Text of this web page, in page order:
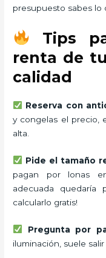
presupuesto sabes lo
Tips
renta de
calidad
Reserva con
y congelas el precio,
alta.
Pide el tamaño
pagan por lonas
adecuada quedaría
calcularlo gratis!
Pregunta por
iluminación, suele